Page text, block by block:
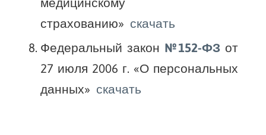
страхованию» скачать
Федеральный закон №152-ФЗот
27 июля 2006 г. «О персональных
данных» скачать